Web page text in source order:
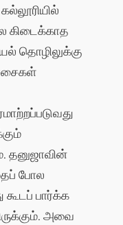
கிடைக்காத
தொழிலுக்கு
தனுஜாவின்
போல
பார்க்க
அவை